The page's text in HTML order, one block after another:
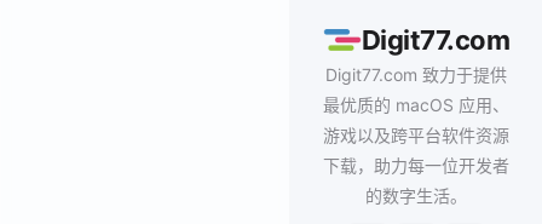
Digit77.com
Digit77.com 致力于提供
最优质的 macOS 应用、
游戏以及跨平台软件资源
下载，助力每一位开发者
的数字生活。